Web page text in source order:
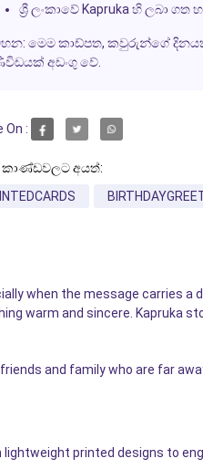
ශ්‍රී ලංකාවේ Kapruka හි ලබා ගත
මෙම කාඩ්පත, කවුරුන්ගේ
අඩංගු වේ.
On :
කාණ්ඩවලට අයත්:
when the message carries a
warm and sincere. Kapruka
and family who are far
printed designs to